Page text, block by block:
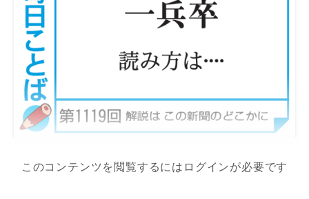
このコンテンツを閲覧するにはログインが必要です